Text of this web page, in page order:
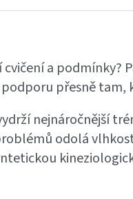
a podmínky?
přesně tam,
nejnáročnější
odolá